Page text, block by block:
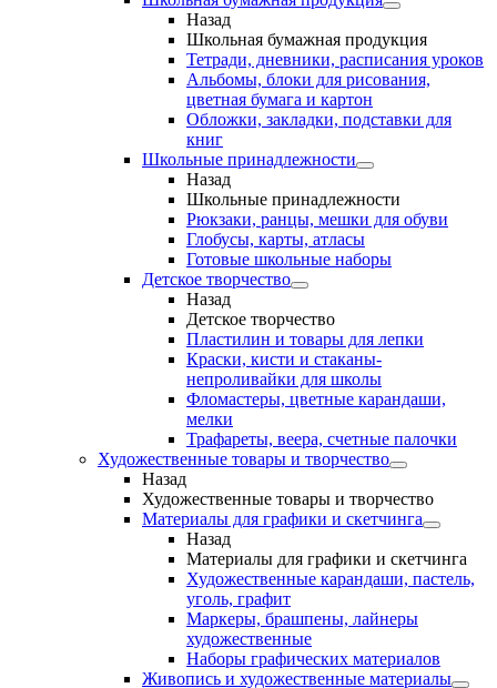
Назад
Школьная бумажная продукция
Тетради, дневники, расписания уроков
Альбомы, блоки для рисования,
цветная бумага и картон
Обложки, закладки, подставки для
книг
Школьные принадлежности
Назад
Школьные принадлежности
Рюкзаки, ранцы, мешки для обуви
Глобусы, карты, атласы
Готовые школьные наборы
Детское творчество
Назад
Детское творчество
Пластилин и товары для лепки
Краски, кисти и стаканы-
непроливайки для школы
Фломастеры, цветные карандаши,
мелки
Трафареты, веера, счетные палочки
Художественные товары и творчество
Назад
Художественные товары и творчество
Материалы для графики и скетчинга
Назад
Материалы для графики и скетчинга
Художественные карандаши, пастель,
уголь, графит
Маркеры, брашпены, лайнеры
художественные
Наборы графических материалов
Живопись и художественные материалы